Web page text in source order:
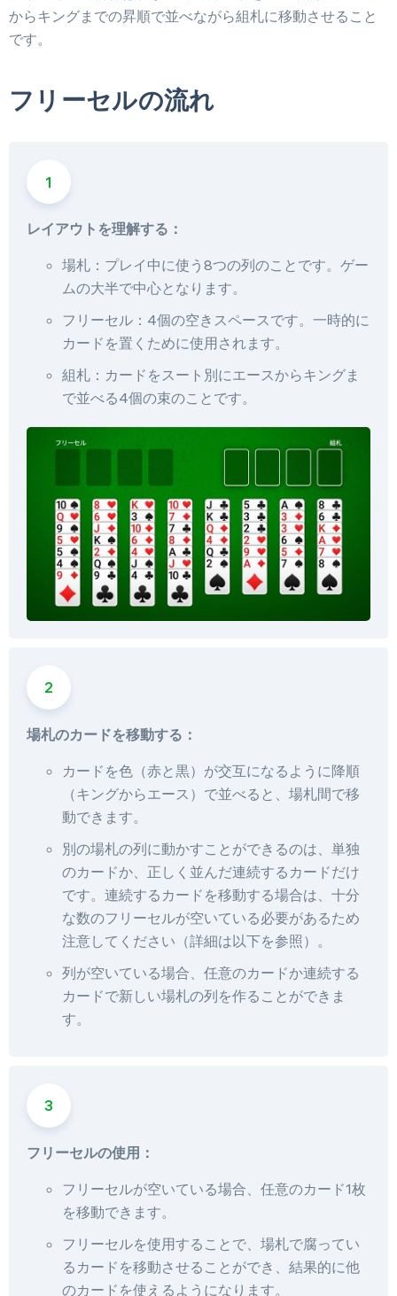
からキングまでの昇順で並べながら組札に移動させること
です。
フリーセルの流れ
レイアウトを理解する：
場札：プレイ中に使う8つの列のことです。ゲー
ムの大半で中心となります。
フリーセル：4個の空きスペースです。一時的に
カードを置くために使用されます。
組札：カードをスート別にエースからキングま
で並べる4個の束のことです。
場札のカードを移動する：
カードを色（赤と黒）が交互になるように降順
（キングからエース）で並べると、場札間で移
動できます。
別の場札の列に動かすことができるのは、単独
のカードか、正しく並んだ連続するカードだけ
です。連続するカードを移動する場合は、十分
な数のフリーセルが空いている必要があるため
注意してください（詳細は以下を参照）。
列が空いている場合、任意のカードか連続する
カードで新しい場札の列を作ることができま
す。
フリーセルの使用：
フリーセルが空いている場合、任意のカード1枚
を移動できます。
フリーセルを使用することで、場札で腐ってい
るカードを移動させることができ、結果的に他
のカードを使えるようになります。